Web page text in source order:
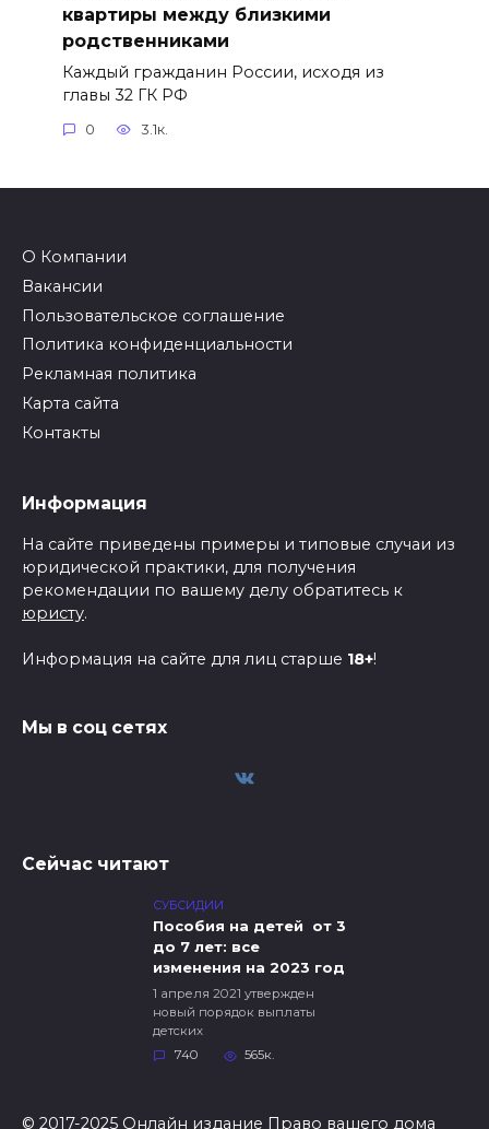
квартиры между близкими
родственниками
Каждый гражданин России, исходя из
главы 32 ГК РФ
0 3.1к.
О Компании
Вакансии
Пользовательское соглашение
Политика конфиденциальности
Рекламная политика
Карта сайта
Контакты
Информация
На сайте приведены примеры и типовые случаи из
юридической практики, для получения
рекомендации по вашему делу обратитесь к
юристу.
Информация на сайте для лиц старше 18+!
Мы в соц сетях
Сейчас читают
СУБСИДИИ
Пособия на детей от 3
до 7 лет: все
изменения на 2023 год
1 апреля 2021 утвержден
новый порядок выплаты
детских
740
565к.
© 2017-2025 Онлайн издание Право вашего дома